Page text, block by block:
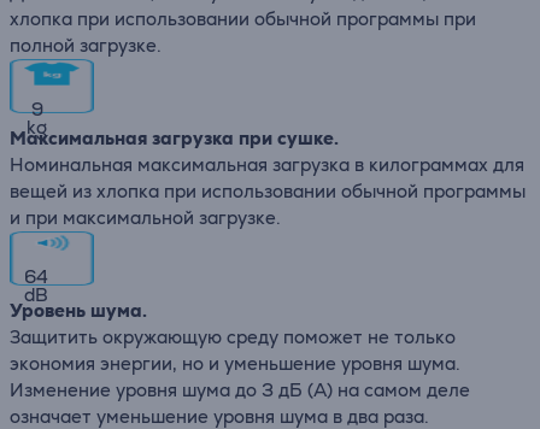
хлопка при использовании обычной программы при
полной загрузке.
9
kg
Максимальная загрузка при сушке.
Номинальная максимальная загрузка в килограммах для
вещей из хлопка при использовании обычной программы
и при максимальной загрузке.
64
dB
Уровень шума.
Защитить окружающую среду поможет не только
экономия энергии, но и уменьшение уровня шума.
Изменение уровня шума до 3 дБ (А) на самом деле
означает уменьшение уровня шума в два раза.